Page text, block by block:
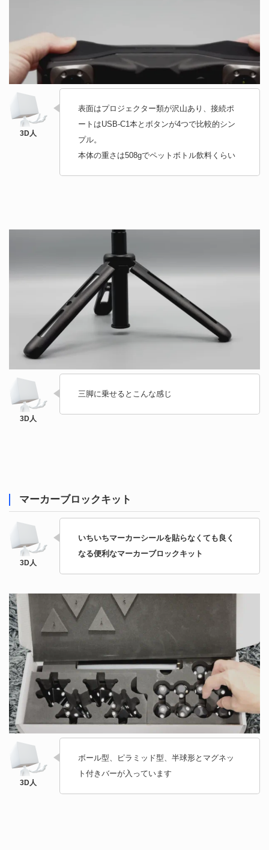
表面はプロジェクター類が沢山あり、接続ポ
ートはUSB-C1本とボタンが4つで比較的シン
プル。
本体の重さは508gでペットボトル飲料くらい
三脚に乗せるとこんな感じ
マーカーブロックキット
いちいちマーカーシールを貼らなくても良く
なる便利なマーカーブロックキット
ボール型、ピラミッド型、半球形とマグネッ
ト付きバーが入っています